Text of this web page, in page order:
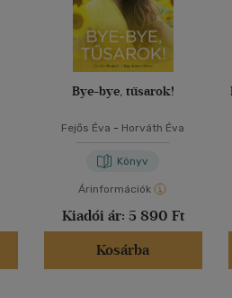
Bye-bye, tűsarok!
Fejős Éva - Horváth Éva
Könyv
Árinformációk
Kiadói ár: 5 890 Ft
Kosárba